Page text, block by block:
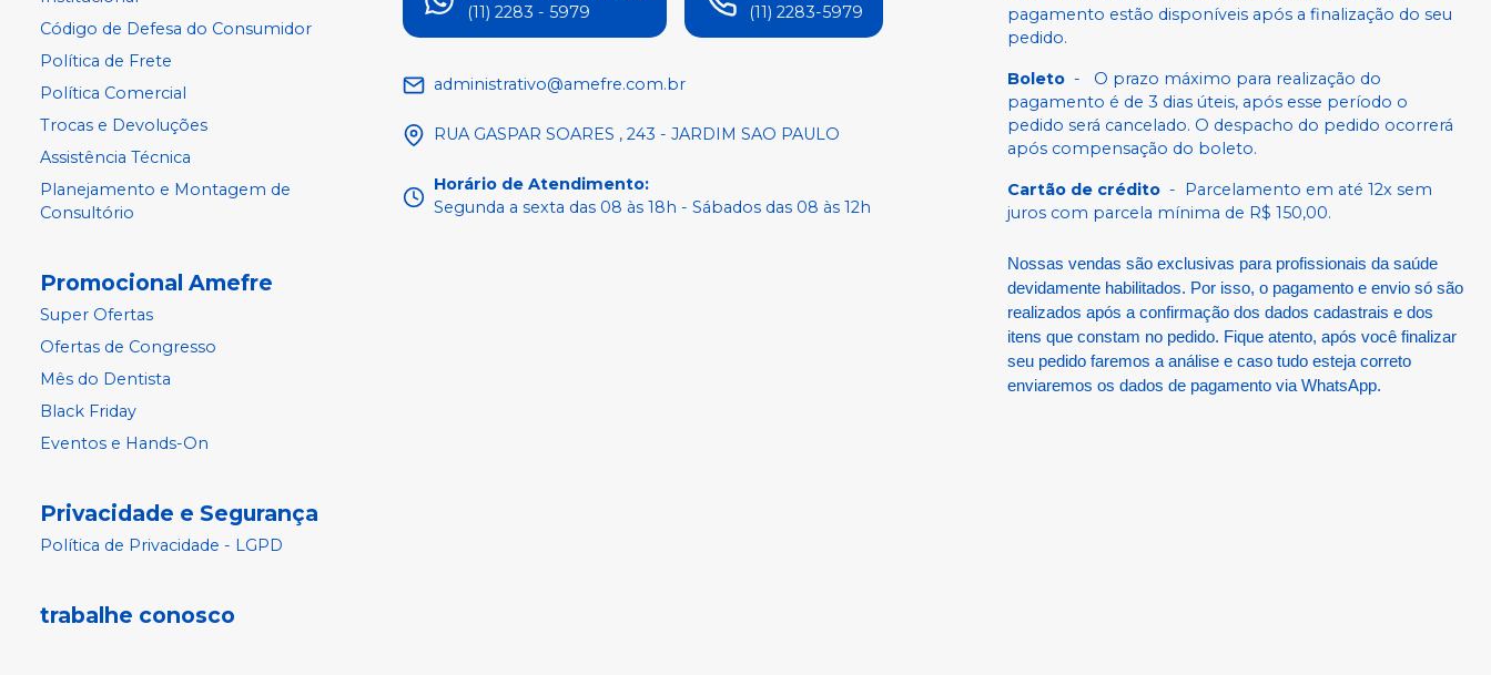
Código de Defesa do Consumidor
Política de Frete
Política Comercial
Trocas e Devoluções
Assistência Técnica
Planejamento e Montagem de
Consultório
Promocional Amefre
Super Ofertas
Ofertas de Congresso
Mês do Dentista
Black Friday
Eventos e Hands-On
Privacidade e Segurança
Política de Privacidade - LGPD
trabalhe conosco
(11) 2283 - 5979
(11) 2283-5979
administrativo@amefre.com.br
RUA GASPAR SOARES , 243 - JARDIM SAO PAULO
Horário de Atendimento:
Segunda a sexta das 08 às 18h - Sábados das 08 às 12h
pagamento estão disponíveis após a finalização do seu
pedido.
Boleto -
O prazo máximo para realização do
pagamento é de 3 dias úteis, após esse período o
pedido será cancelado. O despacho do pedido ocorrerá
após compensação do boleto.
Cartão de crédito - Parcelamento em até 12x sem
juros com parcela mínima de R$ 150,00.
Nossas vendas são exclusivas para profissionais da saúde
devidamente habilitados. Por isso, o pagamento e envio só são
realizados após a confirmação dos dados cadastrais e dos
itens que constam no pedido. Fique atento, após você finalizar
seu pedido faremos a análise e caso tudo esteja correto
enviaremos os dados de pagamento via WhatsApp.